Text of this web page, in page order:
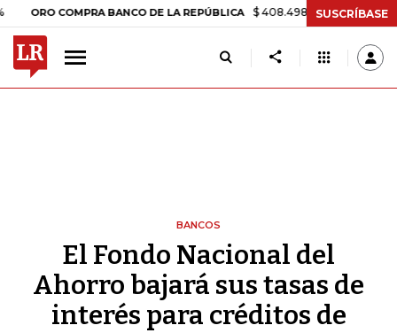
COMPRA BANCO DE LA REPÚBLICA $ 408.498,97 +$ 8.753,81 +2,19%
SUSCRÍBASE
BANCOS
El Fondo Nacional del
Ahorro bajará sus tasas de
interés para créditos de